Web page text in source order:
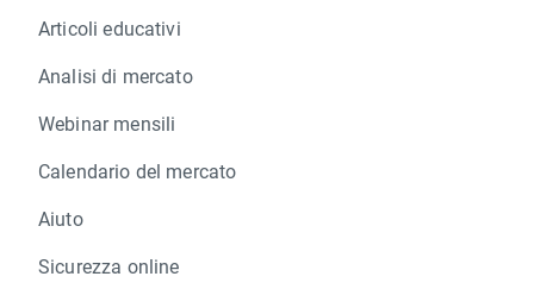
Articoli educativi
Analisi di mercato
Webinar mensili
Calendario del mercato
Aiuto
Sicurezza online